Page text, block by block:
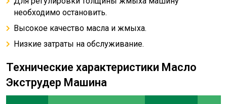
необходимо остановить.
Высокое качество масла и жмыха.
Низкие затраты на обслуживание.
Технические характеристики Масло
Экструдер Машина